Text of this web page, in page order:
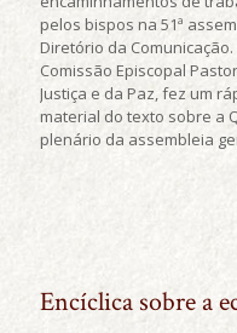
pelos bispos na 51ª
Diretório da
Comissão Episcopal
Justiça e da Paz, fez um
material do texto sobre a
plenário da assembleia
Encíclica sobre a